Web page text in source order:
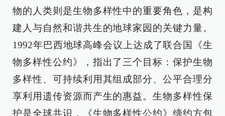
物的人类则是生物多样性中的重要角色，是构
建人与自然和谐共生的地球家园的关键力量。
1992年巴西地球高峰会议上达成了联合国《生
物多样性公约》，指出了三个目标：保护生物
多样性、可持续利用其组成部分、公平合理分
享利用遗传资源而产生的惠益。生物多样性保
护是全球共识，《生物多样性公约》缔约方包